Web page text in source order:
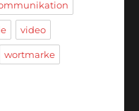
video
wortmarke